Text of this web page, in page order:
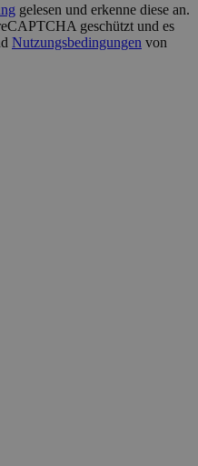
gelesen und erkenne diese an.
geschützt und es
Nutzungsbedingungen von